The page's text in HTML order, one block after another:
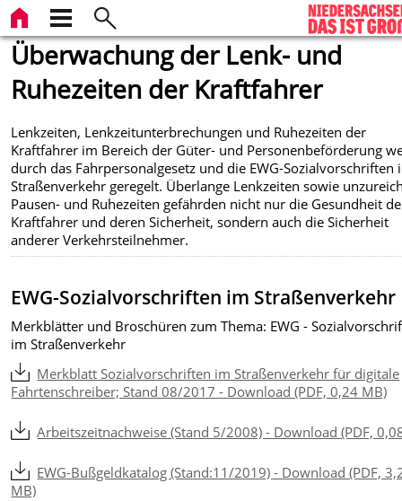
Überwachung der Lenk- und
Ruhezeiten der Kraftfahrer
Lenkzeiten, Lenkzeitunterbrechungen und Ruhezeiten der
Kraftfahrer im Bereich der Güter- und Personenbeförderung
durch das Fahrpersonalgesetz und die EWG-Sozialvorschriften
Straßenverkehr geregelt. Überlange Lenkzeiten sowie
Pausen- und Ruhezeiten gefährden nicht nur die Gesundheit
Kraftfahrer und deren Sicherheit, sondern auch die Sicherheit
anderer Verkehrsteilnehmer.
EWG-Sozialvorschriften im Straßenverkehr
Merkblätter und Broschüren zum Thema: EWG -
im Straßenverkehr
Merkblatt Sozialvorschriften im Straßenverkehr für digitale
Fahrtenschreiber; Stand 08/2017 - Download (PDF, 0,24 MB)
Arbeitszeitnachweise (Stand 5/2008) - Download (PDF,
EWG-Bußgeldkatalog (Stand:11/2019) - Download (PDF,
MB)